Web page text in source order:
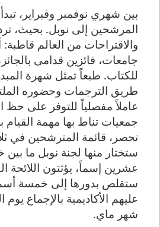
بين شهري نوفمبر وفبراير،
المرشحين إلى نوبل. بحيث،
والاقتراحات من العالم قاطبة:
جامعات، فائزين قدامى
للكتاب. طبعاً تمثل شهرة
طريق الترجمات وحضوره
عاملاً مفصلياً للتوفر على
جمعيات تناط بها مهمة القيام
تحصر، قائمة المترشحين في
ستختار منها لجنة نوبل ما
عشرين إسماً، يؤثتون اللائحة
ستقلص بدورها إلى خمسة
عليهم الأكاديمية بالإجماع
شهر ماي.